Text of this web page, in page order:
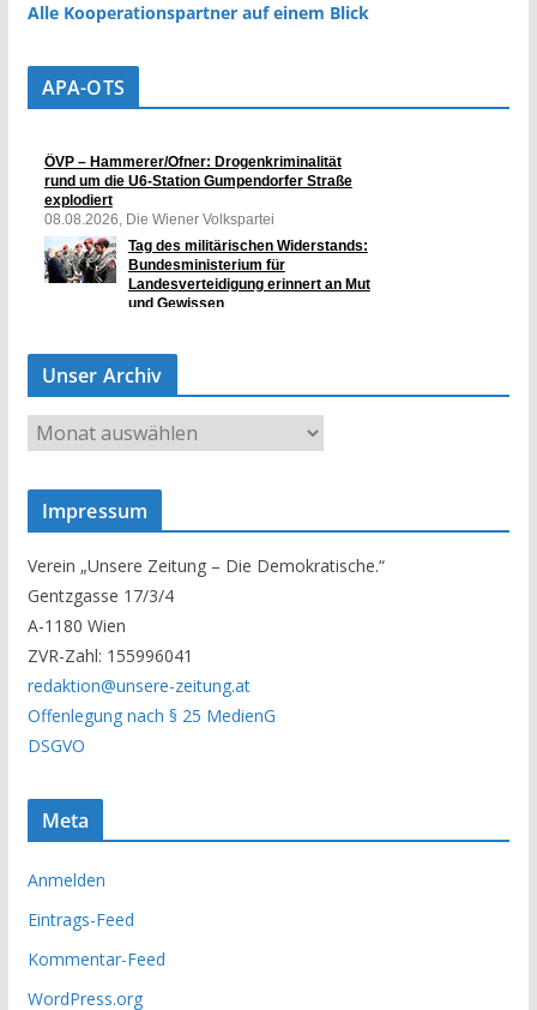
Alle Kooperationspartner auf einem Blick
APA-OTS
Unser Archiv
U
s
A
r
c
h
i
v
Impressum
Verein „Unsere Zeitung – Die Demokratische.“
Gentzgasse 17/3/4
A-1180 Wien
ZVR-Zahl: 155996041
redaktion@unsere-zeitung.at
Offenlegung nach § 25 MedienG
DSGVO
Meta
Anmelden
Eintrags-Feed
Kommentar-Feed
WordPress.org